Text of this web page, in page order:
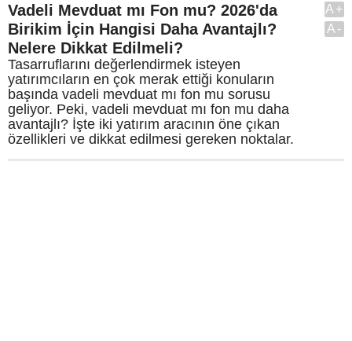
Vadeli Mevduat mı Fon mu? 2026'da
Birikim İçin Hangisi Daha Avantajlı?
Nelere Dikkat Edilmeli?
Tasarruflarını değerlendirmek isteyen
yatırımcıların en çok merak ettiği konuların
başında vadeli mevduat mı fon mu sorusu
geliyor. Peki, vadeli mevduat mı fon mu daha
avantajlı? İşte iki yatırım aracının öne çıkan
özellikleri ve dikkat edilmesi gereken noktalar.
A+
A-